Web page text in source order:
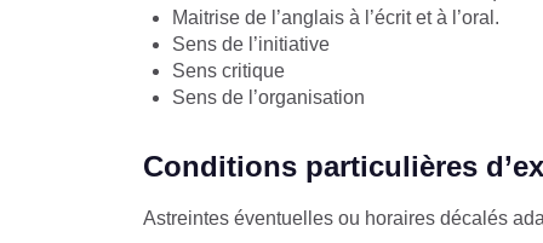
Maitrise de l’anglais à l’écrit et à l’oral.
Sens de l’initiative
Sens critique
Sens de l’organisation
Conditions particulières
Astreintes éventuelles ou horaires décalés